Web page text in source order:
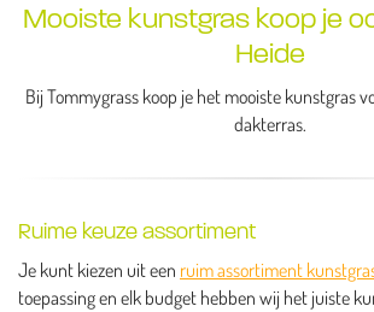
Mooiste kunstgras koop je
Heide
Bij Tommygrass koop je het mooiste kunstgras
dakterras.
Ruime keuze assortiment
Je kunt kiezen uit een ruim assortiment
toepassing en elk budget hebben wij het juiste